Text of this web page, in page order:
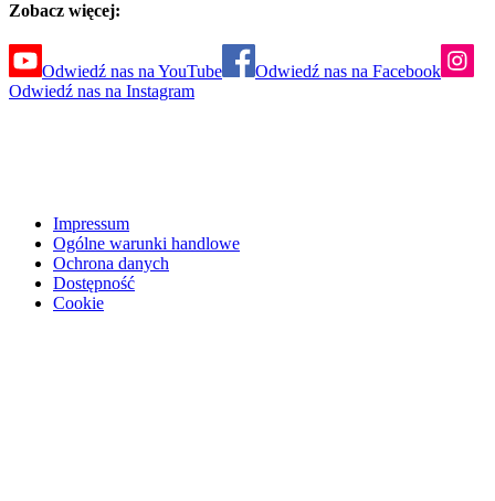
Zobacz więcej:
Odwiedź nas na YouTube
Odwiedź nas na Facebook
Odwiedź nas na Instagram
Impressum
Ogólne warunki handlowe
Ochrona danych
Dostępność
Cookie